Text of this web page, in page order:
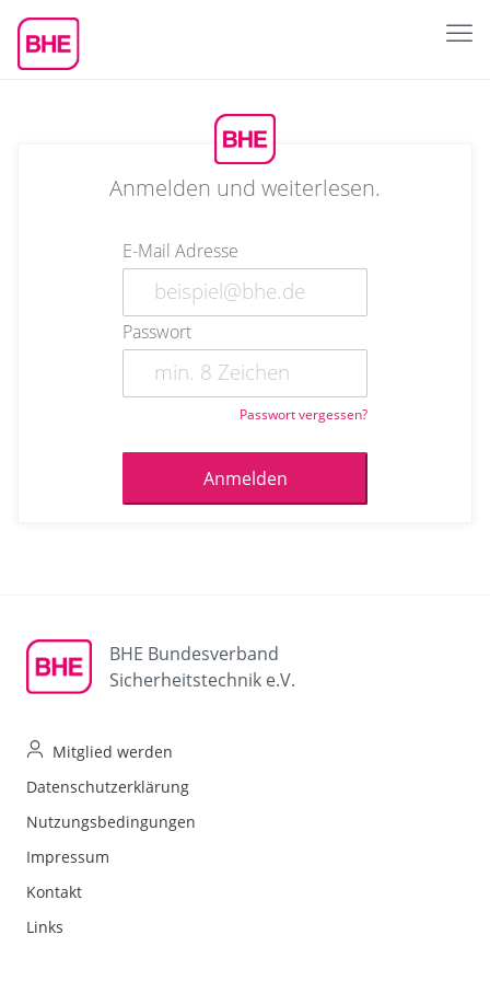
Anmelden und weiterlesen.
E-Mail Adresse
Passwort
Passwort vergessen?
Anmelden
BHE Bundesverband
Sicherheitstechnik e.V.
Mitglied werden
Datenschutzerklärung
Nutzungsbedingungen
Impressum
Kontakt
Links